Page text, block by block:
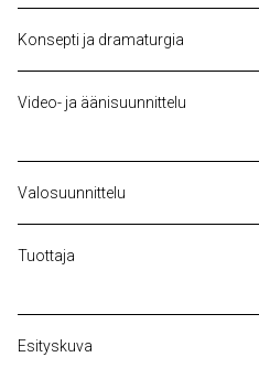
Konsepti ja dramaturgia
Video- ja äänisuunnittelu
Valosuunnittelu
Tuottaja
Esityskuva